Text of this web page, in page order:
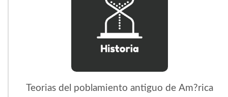
Teorias del poblamiento antiguo de Am?rica